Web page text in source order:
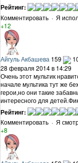
Рейтинг:
Комментировать · Я
+12
Айгуль Акбашева 159
28 февраля 2014 в 14:29
Очень этот мультик
начале мультика тут же
герои,но они такие
интересного для
Рейтинг:
Комментировать · Я
+8